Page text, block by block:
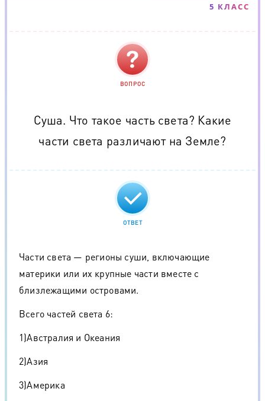
5 КЛАСС
ВОПРОС
Суша. Что такое часть света? Какие
части света различают на Земле?
ОТВЕТ
Части света — регионы суши, включающие
материки или их крупные части вместе с
близлежащими островами.
Всего частей света 6:
1)Австралия и Океания
2)Азия
3)Америка